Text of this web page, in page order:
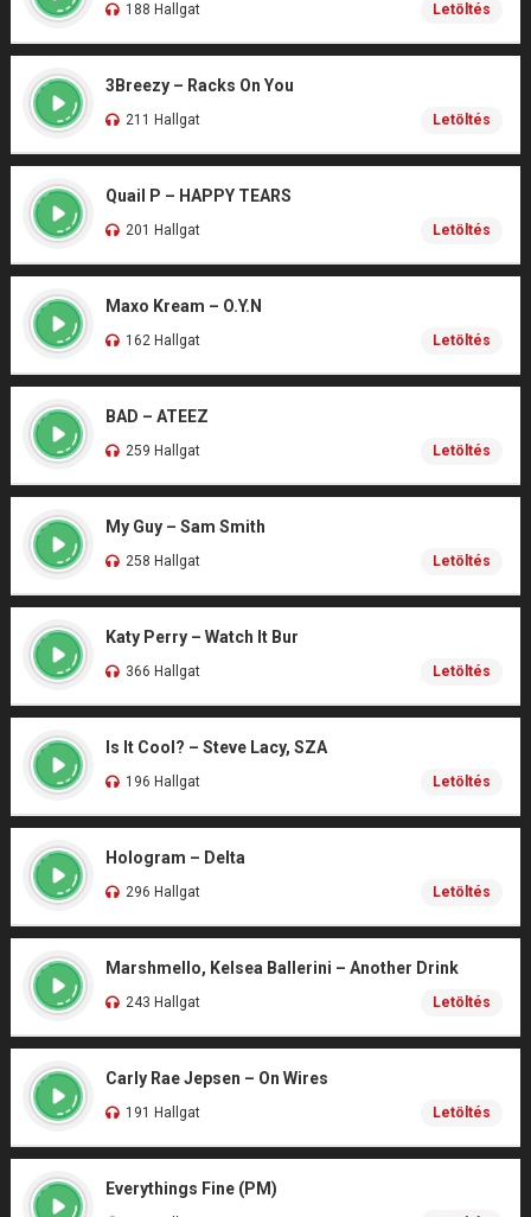
188 Hallgat Letöltés
3Breezy – Racks On You
211 Hallgat Letöltés
Quail P – HAPPY TEARS
201 Hallgat Letöltés
Maxo Kream – O.Y.N
162 Hallgat Letöltés
BAD – ATEEZ
259 Hallgat Letöltés
My Guy – Sam Smith
258 Hallgat Letöltés
Katy Perry – Watch It Bur
366 Hallgat Letöltés
Is It Cool? – Steve Lacy, SZA
196 Hallgat Letöltés
Hologram – Delta
296 Hallgat Letöltés
Marshmello, Kelsea Ballerini – Another Drink
243 Hallgat Letöltés
Carly Rae Jepsen – On Wires
191 Hallgat Letöltés
Everythings Fine (PM)